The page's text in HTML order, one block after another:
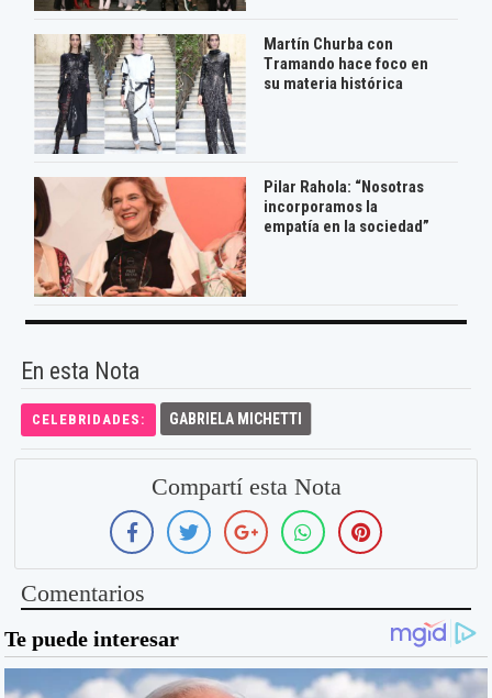
Martín Churba con
Tramando hace foco en
su materia histórica
Pilar Rahola: “Nosotras
incorporamos la
empatía en la sociedad”
En esta Nota
CELEBRIDADES: GABRIELA MICHETTI
Compartí esta Nota
Comentarios